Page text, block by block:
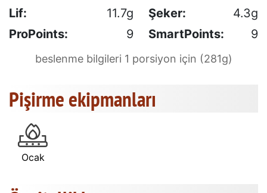
Lif:
11.7g Şeker:
4.3g
ProPoints:
9 SmartPoints: 9
beslenme bilgileri 1 porsiyon için (281g)
Pişirme ekipmanları
Ocak